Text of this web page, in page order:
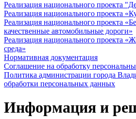
Реализация национального проекта
Реализация национального проекта
Реализация национального проекта
качественные автомобильные дороги»
Реализация национального проекта
среда»
Нормативная документация
Соглашение на обработку
Политика администрации города
обработки персональных данных
Информация и